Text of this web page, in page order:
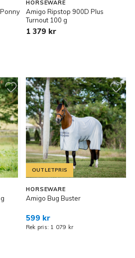
HORSEWARE
Amigo Ripstop 900D Plus
Turnout 100 g
1 379 kr
OUTLETPRIS
HORSEWARE
Amigo Bug Buster
599 kr
Rek pris: 1 079 kr